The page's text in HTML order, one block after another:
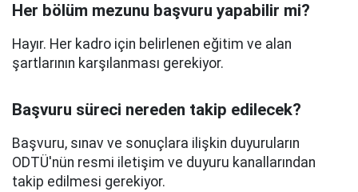
Her bölüm mezunu başvuru yapabilir mi?
Hayır. Her kadro için belirlenen eğitim ve alan
şartlarının karşılanması gerekiyor.
Başvuru süreci nereden takip edilecek?
Başvuru, sınav ve sonuçlara ilişkin duyuruların
ODTÜ'nün resmi iletişim ve duyuru kanallarından
takip edilmesi gerekiyor.